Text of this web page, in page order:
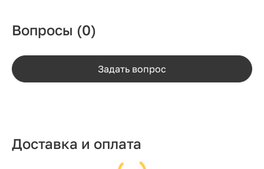
Вопросы (0)
Задать вопрос
Доставка и оплата